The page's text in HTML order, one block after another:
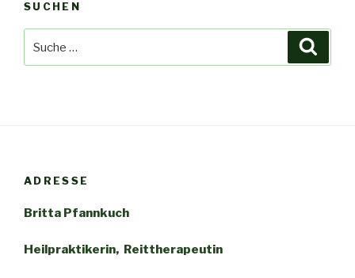
SUCHEN
ADRESSE
Britta Pfannkuch
Heilpraktikerin, Reittherapeutin